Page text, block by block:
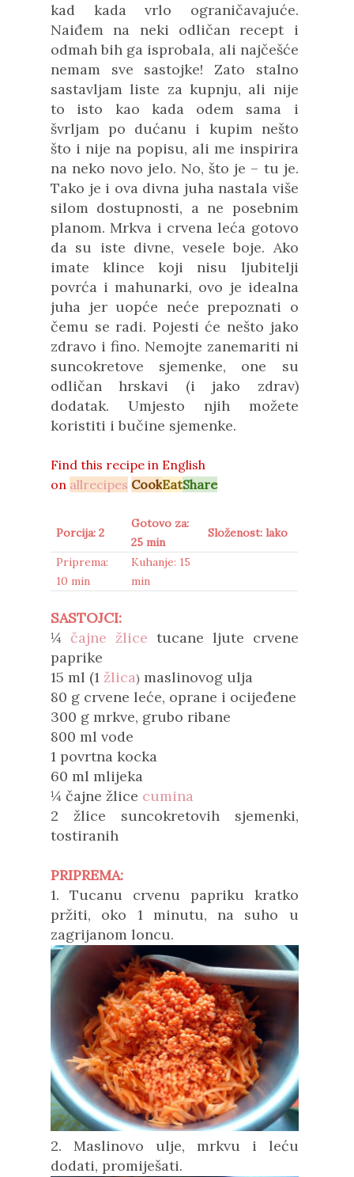
kad kada vrlo ograničavajuće.
Naiđem na neki odličan recept i
odmah bih ga isprobala, ali najčešće
nemam sve sastojke! Zato stalno
sastavljam liste za kupnju, ali nije
to isto kao kada odem sama i
švrljam po dućanu i kupim nešto
što i nije na popisu, ali me inspirira
na neko novo jelo. No, što je – tu je.
Tako je i ova divna juha nastala više
silom dostupnosti, a ne posebnim
planom. Mrkva i crvena leća gotovo
da su iste divne, vesele boje. Ako
imate klince koji nisu ljubitelji
povrća i mahunarki, ovo je idealna
juha jer uopće neće prepoznati o
čemu se radi. Pojesti će nešto jako
zdravo i fino. Nemojte zanemariti ni
suncokretove sjemenke, one su
odličan hrskavi (i jako zdrav)
dodatak. Umjesto njih možete
koristiti i bučine sjemenke.
Find this recipe in English
on allrecipes CookEatShare
Porcija: 2
Gotovo za:
25 min
Složenost: lako
Priprema:
10 min
Kuhanje: 15
min
SASTOJCI:
¼ čajne žlice tucane ljute crvene
paprike
15 ml (1 žlica) maslinovog ulja
80 g crvene leće, oprane i ocijeđene
300 g mrkve, grubo ribane
800 ml vode
1 povrtna kocka
60 ml mlijeka
¼ čajne žlice cumina
2 žlice suncokretovih sjemenki,
tostiranih
PRIPREMA:
1. Tucanu crvenu papriku kratko
pržiti, oko 1 minutu, na suho u
zagrijanom loncu.
2. Maslinovo ulje, mrkvu i leću
dodati, promiješati.